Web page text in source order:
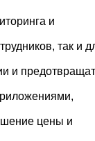
и
так и
и
цены и